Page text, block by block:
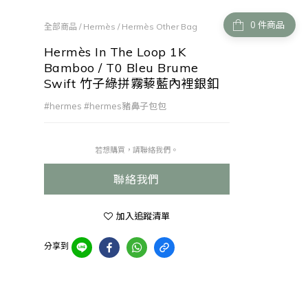
件商品
全部商品 / Hermès / Hermès Other Bag
Hermès In The Loop 1K
Bamboo / T0 Bleu Brume
Swift 竹子綠拼霧藜藍內裡銀釦
#hermes #hermes豬鼻子包包
若想購買，請聯絡我們。
聯絡我們
加入追蹤清單
分享到